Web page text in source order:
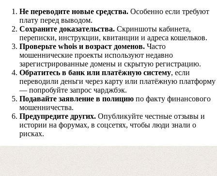
Получите бесплатную консультацию по
средств
Форма для пострадавших инвесторов
Не переводите новые средства. Особенно если требуют
плату перед выводом.
Сохраните доказательства. Скриншоты кабинета,
переписки, инструкции, квитанции и адреса кошельков.
Проверьте whois и возраст доменов. Часто
мошеннические проекты используют недавно
зарегистрированные домены и скрытую регистрацию.
Обратитесь в банк или платёжную систему, если
переводили деньги через карту или платёжную платформу
— попробуйте запрос чарджбэк.
Подавайте заявление в полицию по факту финансового
мошенничества.
Предупредите других. Опубликуйте честные отзывы и
истории на форумах, в соцсетях, чтобы люди знали о
рисках.